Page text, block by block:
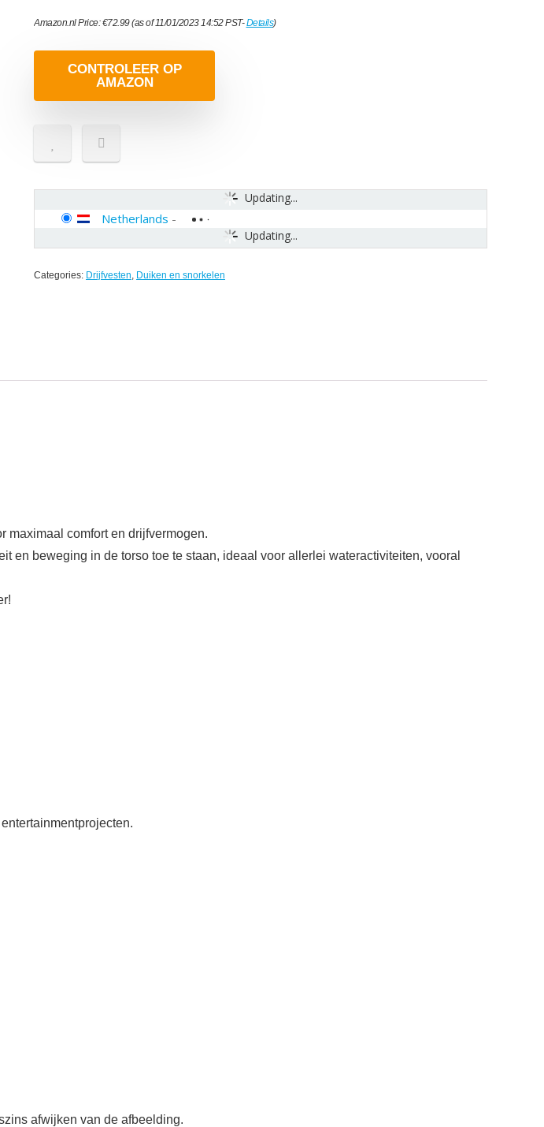
Amazon.nl Price:€72.99(as of 11/01/2023 14:52 PST-Details)
CONTROLEER OP
AMAZON
Updating...
Updating...
Netherlands -
Categories: Drijfvesten, Duiken en snorkelen
maximaal comfort en drijfvermogen.
en beweging in de torso toe te staan, ideaal voor allerlei wateractiviteiten, vooral
afwijken van de afbeelding.